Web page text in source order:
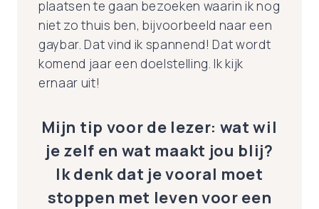
plaatsen te gaan bezoeken waarin ik nog
niet zo thuis ben, bijvoorbeeld naar een
gaybar. Dat vind ik spannend! Dat wordt
komend jaar een doelstelling. Ik kijk
ernaar uit!
Mijn tip voor de lezer: wat wil
je zelf en wat maakt jou blij?
Ik denk dat je vooral moet
stoppen met leven voor een